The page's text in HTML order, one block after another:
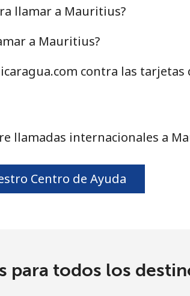
25 min por ⁦$10⁩
17 min por ⁦$10⁩
30 min por ⁦$10⁩
144 min por ⁦$10⁩
llamar a Mauritius?
a Mauritius?
contra las
llamadas internacionales a
Centro de Ayuda
para todos los